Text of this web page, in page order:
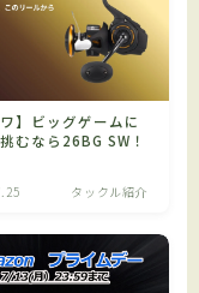
ワ】ビッグゲームに
むなら26BG SW！
タックル紹介